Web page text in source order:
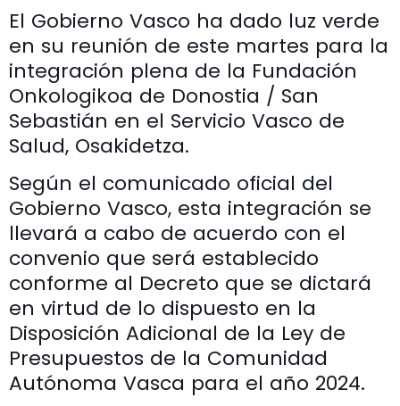
El Gobierno Vasco ha dado luz verde
en su reunión de este martes para la
integración plena de la Fundación
Onkologikoa de Donostia / San
Sebastián en el Servicio Vasco de
Salud, Osakidetza.
Según el comunicado oficial del
Gobierno Vasco, esta integración se
llevará a cabo de acuerdo con el
convenio que será establecido
conforme al Decreto que se dictará
en virtud de lo dispuesto en la
Disposición Adicional de la Ley de
Presupuestos de la Comunidad
Autónoma Vasca para el año 2024.